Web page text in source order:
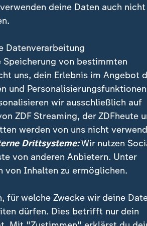
der ein halbes Kilo Sprengstoff
am Bahnhof in
deine Daten auch nicht
Datenverarbeitung
von bestimmten
uns, dein Erlebnis im Angebot
und Personalisierungsfunktionen
wir ausschließlich auf
ZDF Streaming, der ZDFheute
werden von uns nicht
Drittsysteme:Wir nutzen
von anderen Anbietern. Unter
von Inhalten zu ermöglichen.
für welche Zwecke wir deine
dürfen. Dies betrifft nur dein